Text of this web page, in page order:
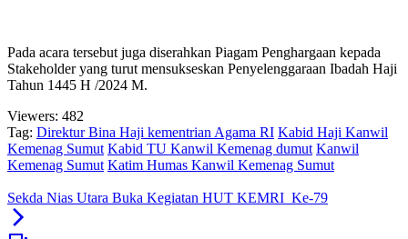
Pada acara tersebut juga diserahkan Piagam Penghargaan kepada
Stakeholder yang turut mensukseskan Penyelenggaraan Ibadah Haji
Tahun 1445 H /2024 M.
Viewers: 482
Tag: Direktur Bina Haji kementrian Agama RI Kabid Haji Kanwil
Kemenag Sumut Kabid TU Kanwil Kemenag dumut Kanwil
Kemenag Sumut Katim Humas Kanwil Kemenag Sumut
Sekda Nias Utara Buka Kegiatan HUT KEMRI Ke-79